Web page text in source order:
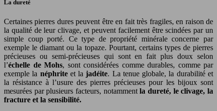
La dureté
Certaines pierres dures peuvent être en fait très fragiles, en raison de
la qualité de leur clivage, et peuvent facilement être scindées par un
simple coup porté. Ce type de propriété minérale concerne par
exemple le diamant ou la topaze. Pourtant, certains types de pierres
précieuses ou semi-précieuses qui sont en fait plus doux selon
l’échelle de Mohs, sont considérées comme durables, comme par
exemple la néphriteet lajadéite. La tenue globale, la durabilité et
la résistance à l’usure des pierres précieuses pour les bijoux sont
mesurées par plusieurs facteurs, notammentla dureté, le clivage, la
fracture et la sensibilité.